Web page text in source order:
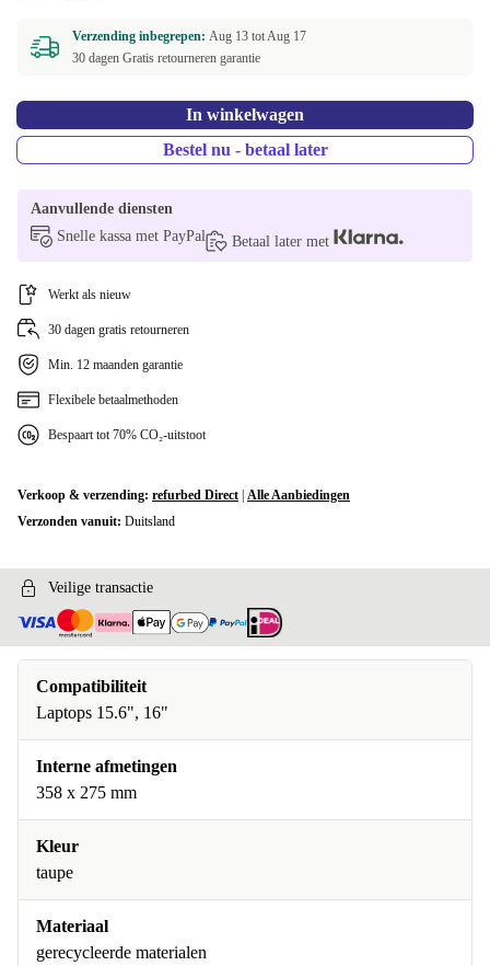
Verzending inbegrepen: Aug 13 totAug 17
30 dagen Gratis retourneren garantie
In winkelwagen
Bestel nu - betaal later
Aanvullende diensten
Snelle kassa met PayPal
Betaal later met
Werkt als nieuw
30 dagen gratis retourneren
Min. 12 maanden garantie
Flexibele betaalmethoden
Bespaart tot 70% CO₂-uitstoot
Verkoop & verzending: refurbed Direct Alle Aanbiedingen
Verzonden vanuit: Duitsland
Veilige transactie
Compatibiliteit
Laptops 15.6", 16"
Interne afmetingen
358 x 275 mm
Kleur
taupe
Materiaal
gerecycleerde materialen